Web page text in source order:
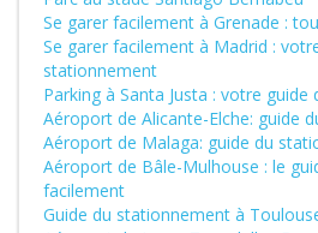
Se garer facilement à Grenade :
Se garer facilement à Madrid :
stationnement
Parking à Santa Justa : votre
Aéroport de Alicante-Elche: guide
Aéroport de Malaga: guide du
Aéroport de Bâle-Mulhouse : le
facilement
Guide du stationnement à